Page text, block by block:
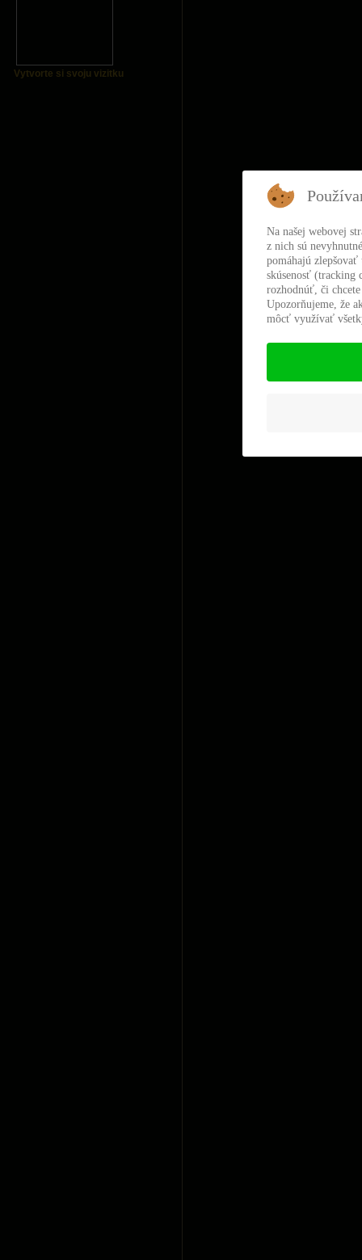
Vytvorte si svoju vizitku
Na našej webovej
z nich sú
pomáhajú
skúsenosť (tracking
rozhodnúť, či
Upozorňujeme, že
môcť využívať